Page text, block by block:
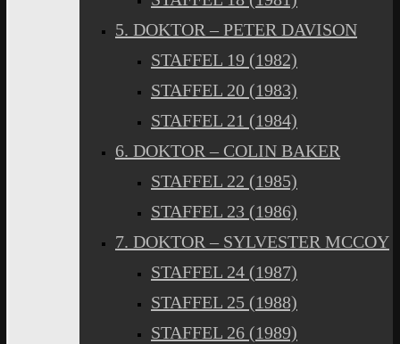
5. DOKTOR – PETER DAVISON
STAFFEL 19 (1982)
STAFFEL 20 (1983)
STAFFEL 21 (1984)
6. DOKTOR – COLIN BAKER
STAFFEL 22 (1985)
STAFFEL 23 (1986)
7. DOKTOR – SYLVESTER MCCOY
STAFFEL 24 (1987)
STAFFEL 25 (1988)
STAFFEL 26 (1989)